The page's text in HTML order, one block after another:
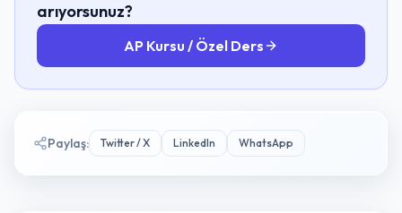
arıyorsunuz?
AP Kursu / Özel Ders
Paylaş: Twitter / X LinkedIn WhatsApp